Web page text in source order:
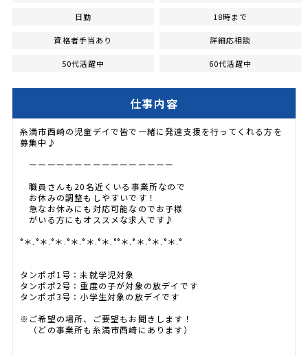
日勤 18時まで
資格者手当あり 詳細応相談
50代活躍中 60代活躍中
仕事内容
糸満市西崎の児童デイで皆で一緒に発達支援を行ってくれる方を
募集中♪
ーーーーーーーーーーーーーーーー
職員さんも20名近くいる事業所なので
お休みの調整もしやすいです！
急なお休みにも対応可能なのでお子様
がいる方にもオススメな求人です♪
°＊.°＊.°＊.°＊.°＊.°＊.°°＊.°＊.°＊.°＊.°
タンポポ1号：未就学児対象
タンポポ2号：重度の子が対象の放デイです
タンポポ3号：小学生対象の放デイです
※ご希望の場所、ご要望もお聞きします！
（どの事業所も糸満市西崎にあります）